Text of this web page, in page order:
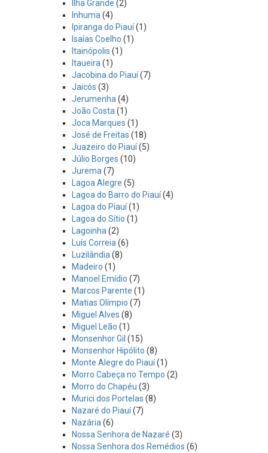
Ilha Grande (2)
Inhuma (4)
Ipiranga do Piauí(1)
Isaías Coelho (1)
Itainópolis (1)
Itaueira (1)
Jacobina do Piauí(7)
Jaicós (3)
Jerumenha (4)
João Costa (1)
Joca Marques (1)
José de Freitas (18)
Juazeiro do Piauí(5)
Júlio Borges (10)
Jurema (7)
Lagoa Alegre (5)
Lagoa do Barro do Piauí(4)
Lagoa do Piauí(1)
Lagoa do Sítio (1)
Lagoinha (2)
Luís Correia (6)
Luzilândia (8)
Madeiro (1)
Manoel Emídio (7)
Marcos Parente (1)
Matias Olímpio (7)
Miguel Alves (8)
Miguel Leão (1)
Monsenhor Gil (15)
Monsenhor Hipólito (8)
Monte Alegre do Piauí(1)
Morro Cabeça no Tempo (2)
Morro do Chapéu (3)
Murici dos Portelas (8)
Nazaré do Piauí(7)
Nazária (6)
Nossa Senhora de Nazaré (3)
Nossa Senhora dos Remédios (6)